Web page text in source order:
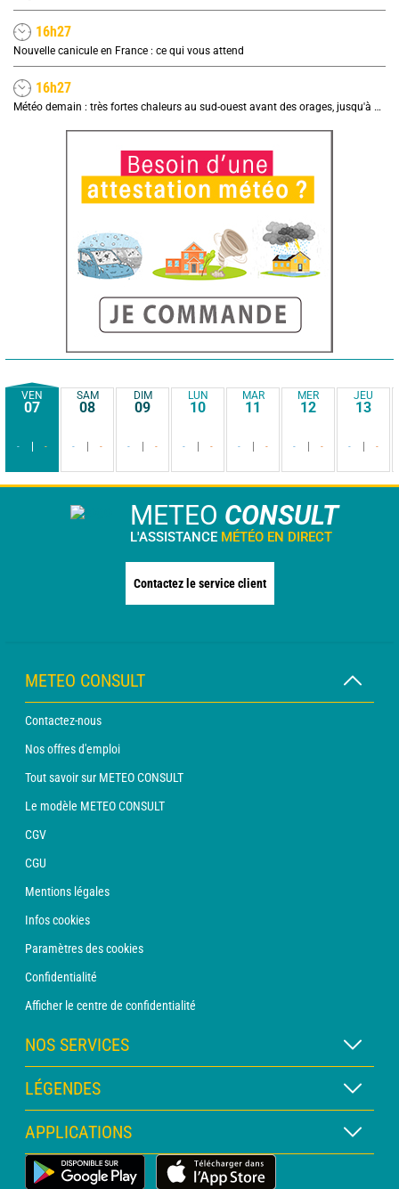
16h27
Nouvelle canicule en France : ce qui vous attend
16h27
Météo demain : très fortes chaleurs au sud-ouest avant des orages, jusqu'à 39°C
VEN
07
- -
SAM
08
- -
DIM
09
- -
LUN
10
- -
MAR
11
- -
MER
12
- -
JEU
13
- -
METEO CONSULT
L'ASSISTANCE MÉTÉO EN DIRECT
Contactez le service client
METEO CONSULT
Contactez-nous
Nos offres d'emploi
Tout savoir sur METEO CONSULT
Le modèle METEO CONSULT
CGV
CGU
Mentions légales
Infos cookies
Paramètres des cookies
Confidentialité
Afficher le centre de confidentialité
NOS SERVICES
Abonnement METEO Xpert
Abonnement METEO PRO
Consultation avec un prévisionniste
Bulletin PRO
LÉGENDES
Légende des cartes
Légende des pictogrammes
Glossaire
APPLICATIONS
Application Météo Terrestre